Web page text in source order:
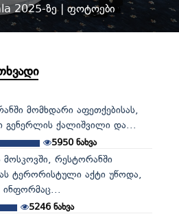
2025-ზე | ფოტოები
მომხდარი აფეთქებისას,
გენერლის ქალიშვილი და...
5950ნახვა
მოსკოვში, რესტორანში
ტერორისტული აქტი უწოდა,
ინფორმაც...
5246ნახვა